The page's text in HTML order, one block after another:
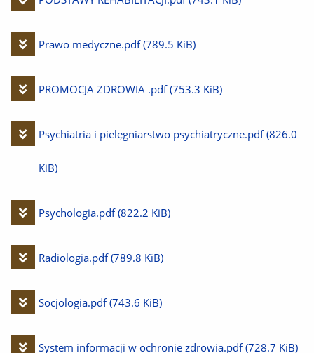
Pobierz
Prawo medyczne.pdf (789.5 KiB)
Pobierz
PROMOCJA ZDROWIA .pdf (753.3 KiB)
Pobierz
plik
Psychiatria i pielęgniarstwo psychiatryczne.pdf (826.0
KiB)
Pobierz
Psychologia.pdf (822.2 KiB)
Pobierz
Radiologia.pdf (789.8 KiB)
Pobierz
Socjologia.pdf (743.6 KiB)
Pobierz
System informacji w ochronie zdrowia.pdf (728.7 KiB)